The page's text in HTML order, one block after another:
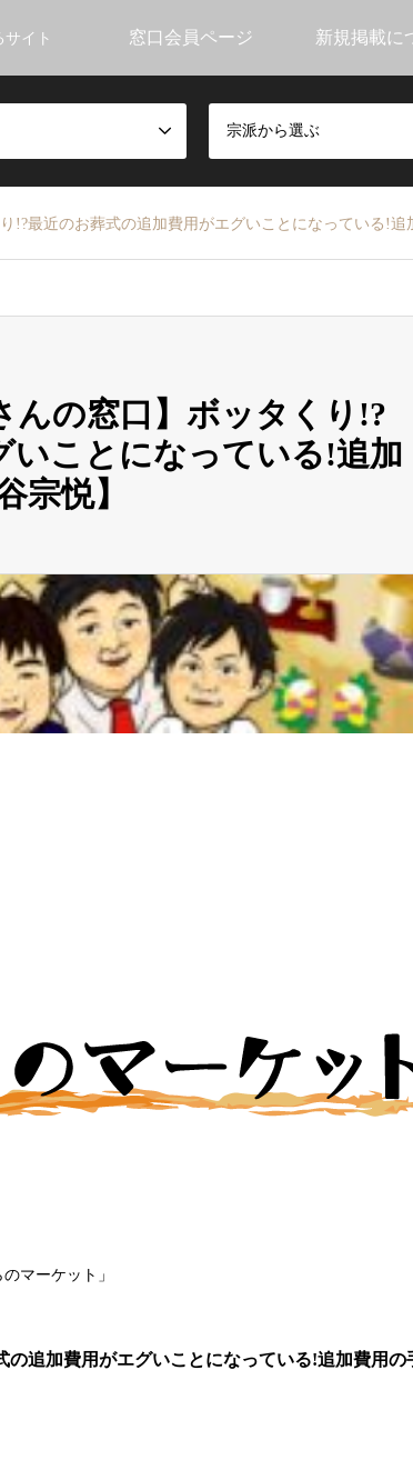
イト 窓口会員ページ 新規掲載に
宗派から選ぶ
!?最近のお葬式の追加費用がエグいことになっている!
んの窓口】ボッタくり!?
いことになっている!追加
宗悦】
マーケット」
追加費用がエグいことになっている!追加費用の